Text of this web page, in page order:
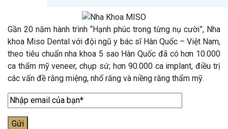
Gần 20 năm hành trình “Hạnh phúc trong từng nụ cười”, Nha
khoa Miso Dental với đội ngũ y bác sĩ Hàn Quốc – Việt Nam,
theo tiêu chuẩn nha khoa 5 sao Hàn Quốc đã có hơn 10.000
ca thẩm mỹ veneer, chụp sứ; hơn 90.000 ca implant, điều trị
các vấn đề răng miệng, nhổ răng và niềng răng thẩm mỹ.